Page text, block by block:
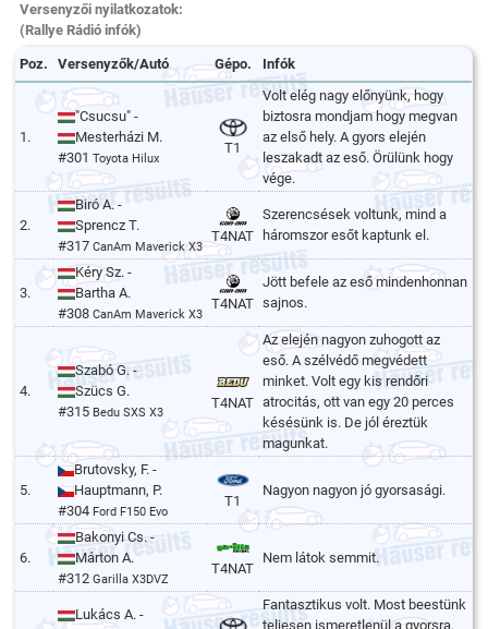
Versenyzői nyilatkozatok:
(Rallye Rádió infók)
Poz. Versenyzők/Autó Gépo. Infók
1.
"Csucsu" -
Mesterházi M.
#301Toyota Hilux
T1
Volt elég nagy előnyünk, hogy
biztosra mondjam hogy megvan
az első hely. A gyors elején
leszakadt az eső. Örülünk hogy
vége.
2.
Biró A. -
Sprencz T.
#317CanAm Maverick X3
T4NAT
Szerencsések voltunk, mind a
háromszor esőt kaptunk el.
3.
Kéry Sz. -
Bartha A.
#308CanAm Maverick X3
T4NAT
Jött befele az eső mindenhonnan
sajnos.
4.
Szabó G. -
Szücs G.
#315 Bedu SXS X3
T4NAT
Az elején nagyon zuhogott az
eső. A szélvédő megvédett
minket. Volt egy kis rendőri
atrocitás, ott van egy 20 perces
késésünk is. De jól éreztük
magunkat.
5.
Brutovsky, F. -
Hauptmann, P.
#304 Ford F150 Evo
T1
Nagyon nagyon jó gyorsasági.
6.
Bakonyi Cs. -
Márton A.
#312Garilla X3DVZ
T4NAT
Nem látok semmit.
Lukács A. -
Fantasztikus volt. Most beestünk
teljesen ismeretlenül a gyorsra.